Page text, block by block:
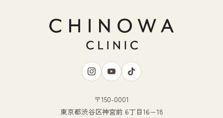
〒150-0001
東京都渋谷区神宮前 6丁目16−18